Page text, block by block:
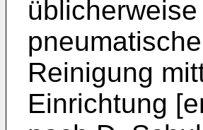
Reinigung
Einrichtung